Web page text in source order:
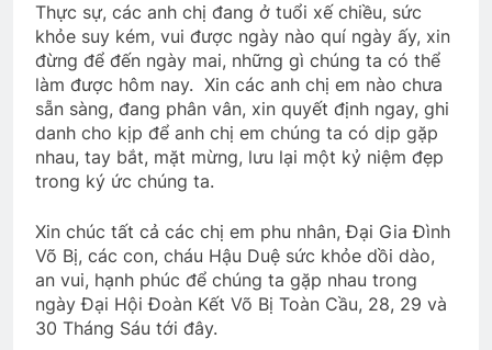
Thăm QP Nguyễn Văn Thuận K19/1
2 Years Ago
HVB Nam Cali – Thiệp Mời
2 Years Ago
BÀI CA “NGƯỜI TỐT” (Lỗ Tấn)
3 Years Ago
Thực sự, các anh chị đang ở tuổi xế chiều, sức
khỏe suy kém, vui được ngày nào quí ngày ấy, xin
đừng để đến ngày mai, những gì chúng ta có thể
làm được hôm nay. Xin các anh chị em nào chưa
sẵn sàng, đang phân vân, xin quyết định ngay, ghi
danh cho kịp để anh chị em chúng ta có dịp gặp
nhau, tay bắt, mặt mừng, lưu lại một kỷ niệm đẹp
trong ký ức chúng ta.
Xin chúc tất cả các chị em phu nhân, Đại Gia Đình
Võ Bị, các con, cháu Hậu Duệ sức khỏe dồi dào,
an vui, hạnh phúc để chúng ta gặp nhau trong
ngày Đại Hội Đoàn Kết Võ Bị Toàn Cầu, 28, 29 và
30 Tháng Sáu tới đây.